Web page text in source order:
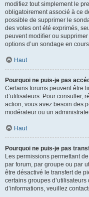
modifiez tout simplement le
obligatoirement associé à ce
possible de supprimer le
des votes ont été exprimés,
peuvent modifier ou
options d’un sondage en
Haut
Pourquoi ne puis-je pas
Certains forums peuvent être
d’utilisateurs. Pour consulter,
action, vous avez besoin des
modérateur ou un
Haut
Pourquoi ne puis-je pas
Les permissions permettant
par forum, par groupe ou par
être désactivé le transfert de
certains groupes
d’informations, veuillez